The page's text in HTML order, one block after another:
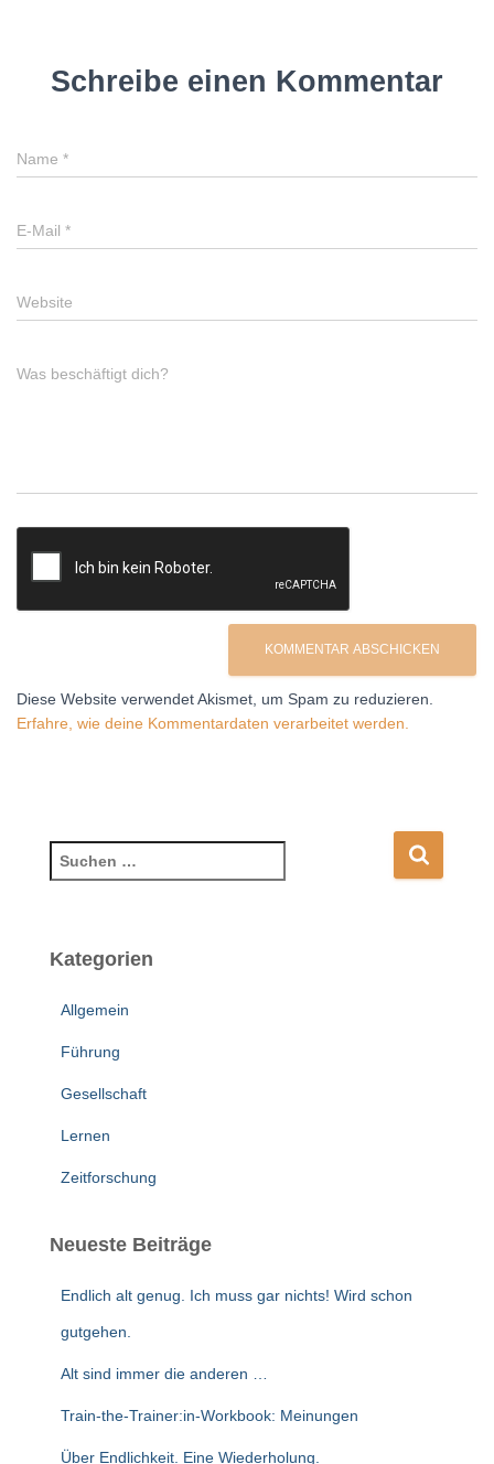
Schreibe einen Kommentar
Name *
E-Mail *
Website
Was beschäftigt dich?
Diese Website verwendet Akismet, um Spam zu reduzieren.
Erfahre, wie deine Kommentardaten verarbeitet werden.
u
eKategorien
Allgemein
Führung
Gesellschaft
Lernen
Zeitforschung
Neueste Beiträge
Endlich alt genug. Ich muss gar nichts! Wird schon
gutgehen.
Alt sind immer die anderen …
Train-the-Trainer:in-Workbook: Meinungen
Über Endlichkeit. Eine Wiederholung.